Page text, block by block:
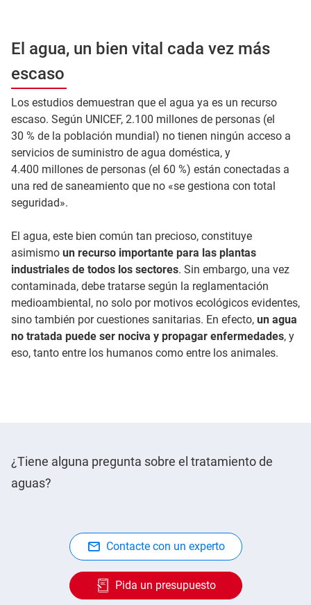
El agua, un bien vital cada vez más
escaso
Los estudios demuestran que el agua ya es un recurso
escaso. Según UNICEF, 2.100 millones de personas (el
30 % de la población mundial) no tienen ningún acceso a
servicios de suministro de agua doméstica, y
4.400 millones de personas (el 60 %) están conectadas a
una red de saneamiento que no «se gestiona con total
seguridad».
El agua, este bien común tan precioso, constituye
asimismo un recurso importante para las plantas
industriales de todos los sectores. Sin embargo, una vez
contaminada, debe tratarse según la reglamentación
medioambiental, no solo por motivos ecológicos evidentes,
sino también por cuestiones sanitarias. En efecto, un agua
no tratada puede ser nociva y propagar enfermedades, y
eso, tanto entre los humanos como entre los animales.
¿Tiene alguna pregunta sobre el tratamiento de
aguas?
Contacte con un experto
Pida un presupuesto